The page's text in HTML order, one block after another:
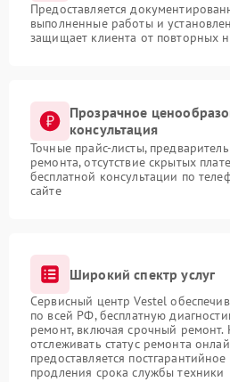
Предоставляется
выполненные работы и
защищает клиента от повторных
Прозрачное
консультация
Точные прайс-листы,
ремонта, отсутствие скрытых
бесплатной консультации по
сайте
Широкий спектр услуг
Сервисный центр Vestel
по всей РФ, бесплатную
ремонт, включая срочный ремонт.
отслеживать статус ремонта
предоставляется
продления срока службы техники